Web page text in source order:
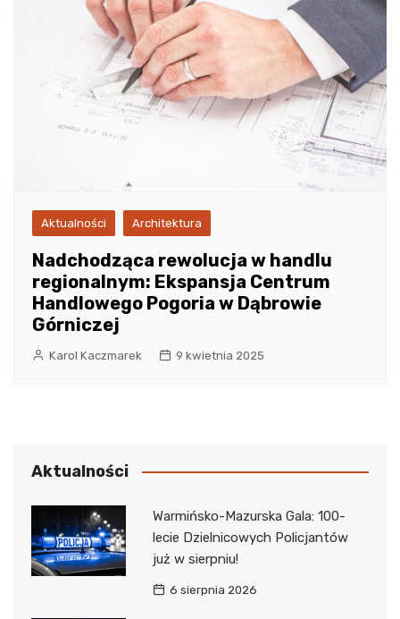
Aktualności Architektura
Nadchodząca rewolucja w handlu
regionalnym: Ekspansja Centrum
Handlowego Pogoria w Dąbrowie
Górniczej
Karol Kaczmarek 9 kwietnia 2025
Aktualności
Warmińsko-Mazurska Gala: 100-
lecie Dzielnicowych Policjantów
już w sierpniu!
6 sierpnia 2026